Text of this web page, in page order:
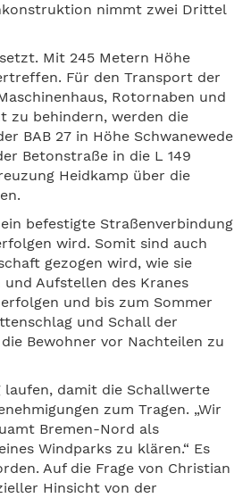
nimmt zwei Drittel
Mit 245 Metern Höhe
Für den Transport der
Rotornaben und
zu behindern, werden die
BAB 27 in Höhe Schwanewede
Betonstraße in die L 149
Heidkamp über die
befestigte Straßenverbindung
wird. Somit sind auch
gezogen wird, wie sie
Aufstellen des Kranes
und bis zum Sommer
und Schall der
Bewohner vor Nachteilen zu
laufen, damit die Schallwerte
zum Tragen. „Wir
Bremen-Nord als
Windparks zu klären.“ Es
Auf die Frage von Christian
Hinsicht von der